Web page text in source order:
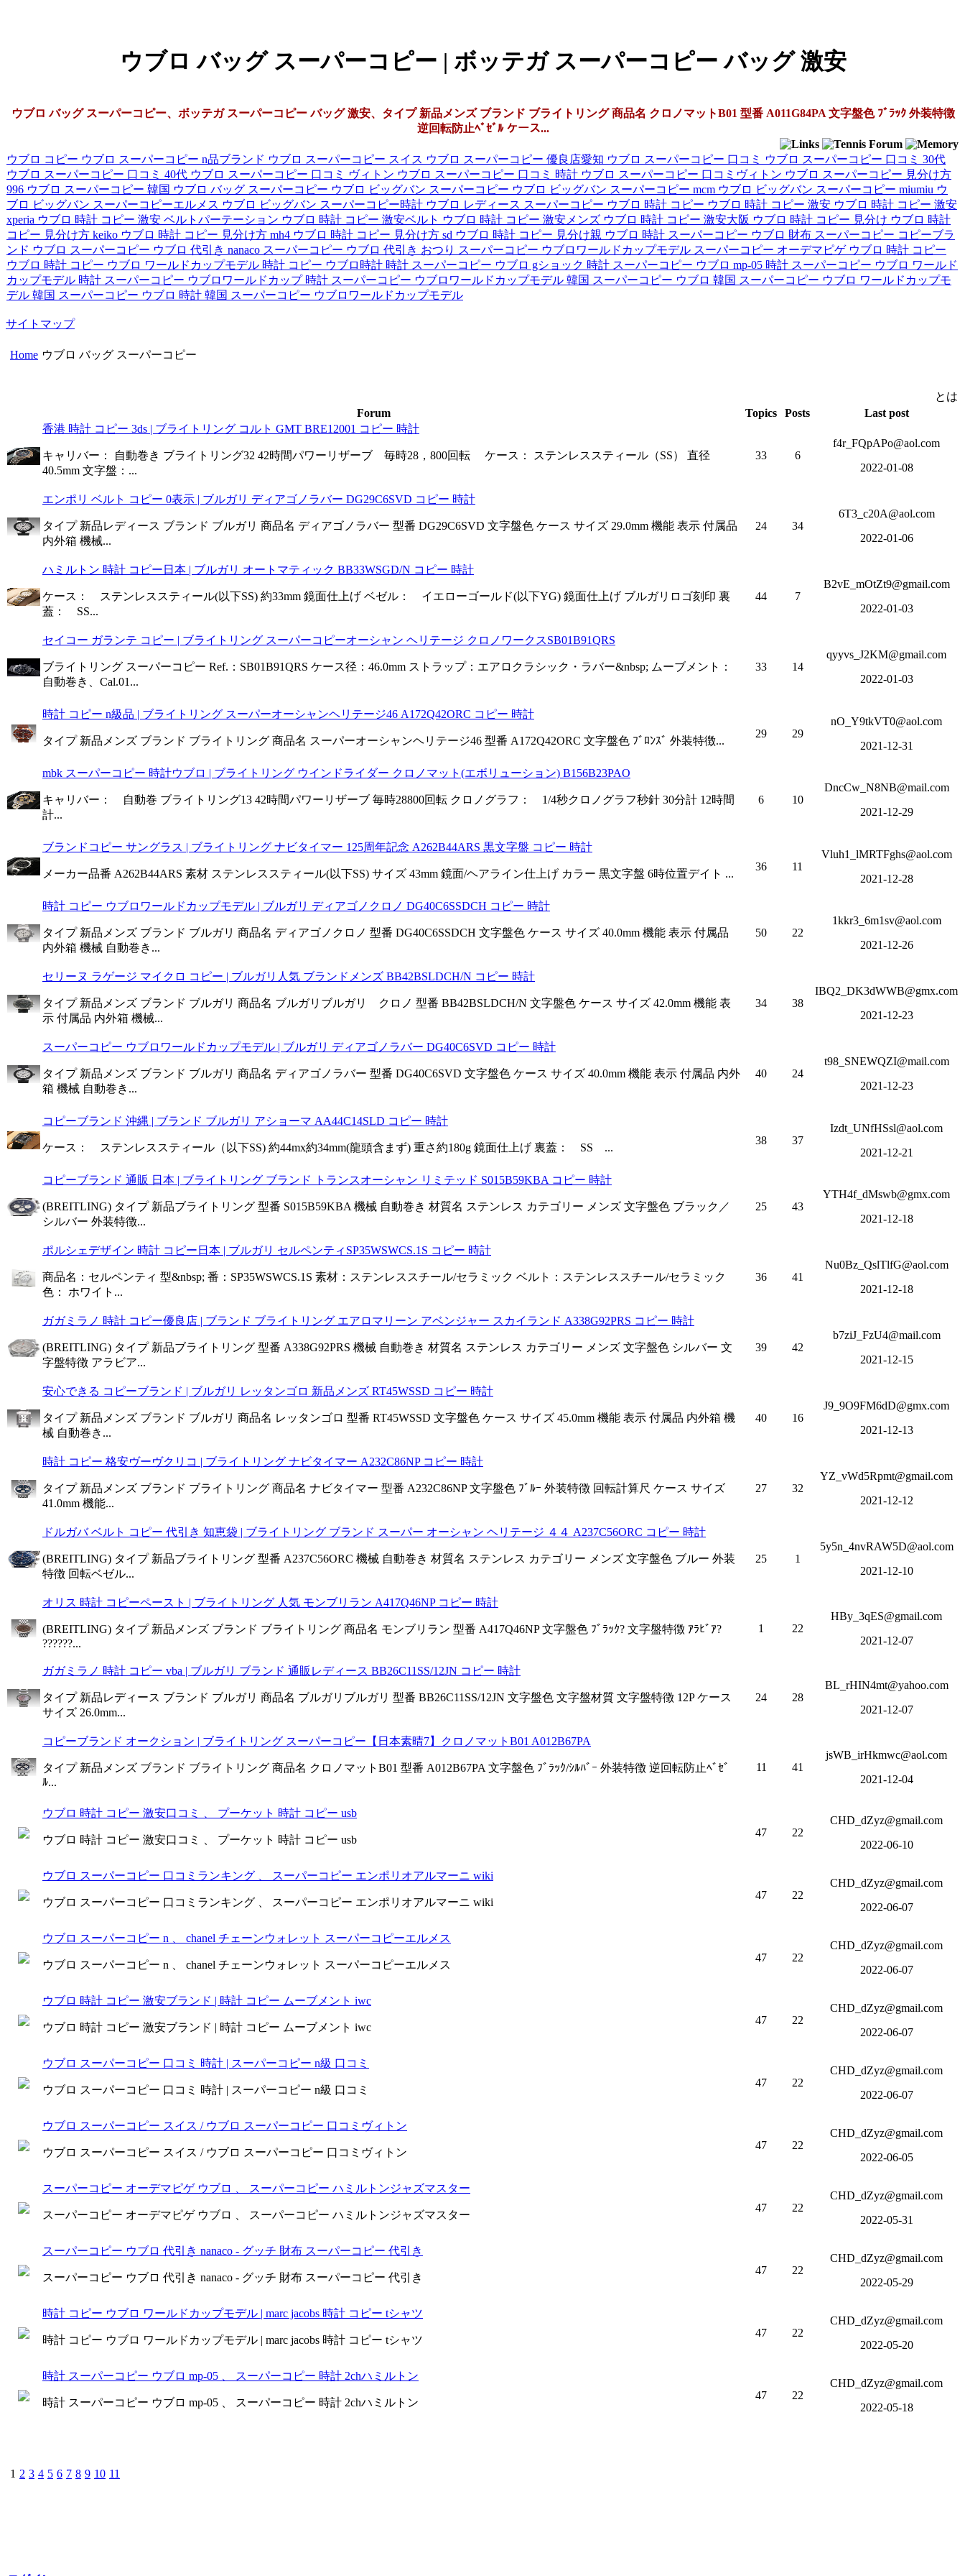
ウブロ バッグ スーパーコピー | ボッテガ スーパーコピー バッグ 激安
ウブロ バッグ スーパーコピー、ボッテガ スーパーコピー バッグ 激安、タイプ 新品メンズ ブランド ブライトリング 商品名 クロノマットB01 型番 A011G84PA 文字盤色 ﾌﾞﾗｯｸ 外装特徴
逆回転防止ﾍﾞｾﾞﾙ ケース...
ウブロ コピー ウブロ スーパーコピー n品ブランド ウブロ スーパーコピー スイス ウブロ スーパーコピー 優良店愛知 ウブロ スーパーコピー 口コミ
ウブロ スーパーコピー 口コミ 30代
ウブロ スーパーコピー 口コミ 40代 ウブロ スーパーコピー 口コミ ヴィトン ウブロ スーパーコピー 口コミ 時計 ウブロ スーパーコピー 口コミヴィトン ウブロ スーパーコピー 見分け方
996 ウブロ スーパーコピー 韓国 ウブロ バッグ スーパーコピー ウブロ ビッグバン スーパーコピー ウブロ ビッグバン スーパーコピー mcm ウブロ ビッグバン スーパーコピー miumiu ウ
ブロ ビッグバン スーパーコピーエルメス ウブロ ビッグバン スーパーコピー時計 ウブロ レディース スーパーコピー ウブロ 時計 コピー ウブロ 時計 コピー 激安 ウブロ 時計 コピー 激安
xperia ウブロ 時計 コピー 激安 ベルトパーテーション ウブロ 時計 コピー 激安ベルト ウブロ 時計 コピー 激安メンズ ウブロ 時計 コピー 激安大阪 ウブロ 時計 コピー 見分け ウブロ 時計
コピー 見分け方 keiko ウブロ 時計 コピー 見分け方 mh4 ウブロ 時計 コピー 見分け方 sd ウブロ 時計 コピー 見分け親 ウブロ 時計 スーパーコピー ウブロ 財布 スーパーコピー コピーブラ
ンド ウブロ スーパーコピー ウブロ 代引き nanaco スーパーコピー ウブロ 代引き おつり スーパーコピー ウブロワールドカップモデル スーパーコピー オーデマピゲ ウブロ 時計 コピー
ウブロ 時計 コピー ウブロ ワールドカップモデル 時計 コピー ウブロ時計 時計 スーパーコピー ウブロ gショック 時計 スーパーコピー ウブロ mp-05 時計 スーパーコピー ウブロ ワールド
カップモデル 時計 スーパーコピー ウブロワールドカップ 時計 スーパーコピー ウブロワールドカップモデル 韓国 スーパーコピー ウブロ 韓国 スーパーコピー ウブロ ワールドカップモ
デル 韓国 スーパーコピー ウブロ 時計 韓国 スーパーコピー ウブロワールドカップモデル
サイトマップ
Home ウブロ バッグ スーパーコピー
とは
Forum
Topics Posts
Last post
香港 時計 コピー 3ds | ブライトリング コルト GMT BRE12001 コピー 時計
キャリバー： 自動巻き ブライトリング32 42時間パワーリザーブ 毎時28，800回転 ケース： ステンレススティール（SS） 直径
40.5mm 文字盤：...
33 6
f4r_FQpAPo@aol.com
2022-01-08
エンポリ ベルト コピー 0表示 | ブルガリ ディアゴノラバー DG29C6SVD コピー 時計
タイプ 新品レディース ブランド ブルガリ 商品名 ディアゴノラバー 型番 DG29C6SVD 文字盤色 ケース サイズ 29.0mm 機能 表示 付属品
内外箱 機械...
24 34
6T3_c20A@aol.com
2022-01-06
ハミルトン 時計 コピー日本 | ブルガリ オートマティック BB33WSGD/N コピー 時計
ケース： ステンレススティール(以下SS) 約33mm 鏡面仕上げ ベゼル： イエローゴールド(以下YG) 鏡面仕上げ ブルガリロゴ刻印 裏
蓋： SS...
44 7
B2vE_mOtZt9@gmail.com
2022-01-03
セイコー ガランテ コピー | ブライトリング スーパーコピーオーシャン ヘリテージ クロノワークスSB01B91QRS
ブライトリング スーパーコピー Ref.：SB01B91QRS ケース径：46.0mm ストラップ：エアロクラシック・ラバー&nbsp; ムーブメント：
自動巻き、Cal.01...
33 14
qyyvs_J2KM@gmail.com
2022-01-03
時計 コピー n級品 | ブライトリング スーパーオーシャンヘリテージ46 A172Q42ORC コピー 時計
タイプ 新品メンズ ブランド ブライトリング 商品名 スーパーオーシャンヘリテージ46 型番 A172Q42ORC 文字盤色 ﾌﾞﾛﾝｽﾞ 外装特徴...
29 29
nO_Y9tkVT0@aol.com
2021-12-31
mbk スーパーコピー 時計ウブロ | ブライトリング ウインドライダー クロノマット(エボリューション) B156B23PAO
キャリバー： 自動巻 ブライトリング13 42時間パワーリザーブ 毎時28800回転 クロノグラフ： 1/4秒クロノグラフ秒針 30分計 12時間
計...
6 10
DncCw_N8NB@mail.com
2021-12-29
ブランドコピー サングラス | ブライトリング ナビタイマー 125周年記念 A262B44ARS 黒文字盤 コピー 時計
メーカー品番 A262B44ARS 素材 ステンレススティール(以下SS) サイズ 43mm 鏡面/ヘアライン仕上げ カラー 黒文字盤 6時位置デイト ...
36 11
Vluh1_lMRTFghs@aol.com
2021-12-28
時計 コピー ウブロワールドカップモデル | ブルガリ ディアゴノクロノ DG40C6SSDCH コピー 時計
タイプ 新品メンズ ブランド ブルガリ 商品名 ディアゴノクロノ 型番 DG40C6SSDCH 文字盤色 ケース サイズ 40.0mm 機能 表示 付属品
内外箱 機械 自動巻き...
50 22
1kkr3_6m1sv@aol.com
2021-12-26
セリーヌ ラゲージ マイクロ コピー | ブルガリ人気 ブランドメンズ BB42BSLDCH/N コピー 時計
タイプ 新品メンズ ブランド ブルガリ 商品名 ブルガリブルガリ クロノ 型番 BB42BSLDCH/N 文字盤色 ケース サイズ 42.0mm 機能 表
示 付属品 内外箱 機械...
34 38
IBQ2_DK3dWWB@gmx.com
2021-12-23
スーパーコピー ウブロワールドカップモデル | ブルガリ ディアゴノラバー DG40C6SVD コピー 時計
タイプ 新品メンズ ブランド ブルガリ 商品名 ディアゴノラバー 型番 DG40C6SVD 文字盤色 ケース サイズ 40.0mm 機能 表示 付属品 内外
箱 機械 自動巻き...
40 24
t98_SNEWQZI@mail.com
2021-12-23
コピーブランド 沖縄 | ブランド ブルガリ アショーマ AA44C14SLD コピー 時計
ケース： ステンレススティール（以下SS) 約44mx約34mm(龍頭含まず) 重さ約180g 鏡面仕上げ 裏蓋： SS ...
38 37
Izdt_UNfHSsl@aol.com
2021-12-21
コピーブランド 通販 日本 | ブライトリング ブランド トランスオーシャン リミテッド S015B59KBA コピー 時計
(BREITLING) タイプ 新品ブライトリング 型番 S015B59KBA 機械 自動巻き 材質名 ステンレス カテゴリー メンズ 文字盤色 ブラック／
シルバー 外装特徴...
25 43
YTH4f_dMswb@gmx.com
2021-12-18
ポルシェデザイン 時計 コピー日本 | ブルガリ セルペンティSP35WSWCS.1S コピー 時計
商品名：セルペンティ 型&nbsp; 番：SP35WSWCS.1S 素材：ステンレススチール/セラミック ベルト：ステンレススチール/セラミック
色： ホワイト...
36 41
Nu0Bz_QslTlfG@aol.com
2021-12-18
ガガミラノ 時計 コピー優良店 | ブランド ブライトリング エアロマリーン アベンジャー スカイランド A338G92PRS コピー 時計
(BREITLING) タイプ 新品ブライトリング 型番 A338G92PRS 機械 自動巻き 材質名 ステンレス カテゴリー メンズ 文字盤色 シルバー 文
字盤特徴 アラビア...
39 42
b7ziJ_FzU4@mail.com
2021-12-15
安心できる コピーブランド | ブルガリ レッタンゴロ 新品メンズ RT45WSSD コピー 時計
タイプ 新品メンズ ブランド ブルガリ 商品名 レッタンゴロ 型番 RT45WSSD 文字盤色 ケース サイズ 45.0mm 機能 表示 付属品 内外箱 機
械 自動巻き...
40 16
J9_9O9FM6dD@gmx.com
2021-12-13
時計 コピー 格安ヴーヴクリコ | ブライトリング ナビタイマー A232C86NP コピー 時計
タイプ 新品メンズ ブランド ブライトリング 商品名 ナビタイマー 型番 A232C86NP 文字盤色 ﾌﾞﾙｰ 外装特徴 回転計算尺 ケース サイズ
41.0mm 機能...
27 32
YZ_vWd5Rpmt@gmail.com
2021-12-12
ドルガバ ベルト コピー 代引き 知恵袋 | ブライトリング ブランド スーパー オーシャン ヘリテージ ４４ A237C56ORC コピー 時計
(BREITLING) タイプ 新品ブライトリング 型番 A237C56ORC 機械 自動巻き 材質名 ステンレス カテゴリー メンズ 文字盤色 ブルー 外装
特徴 回転ベゼル...
25 1
5y5n_4nvRAW5D@aol.com
2021-12-10
オリス 時計 コピーペースト | ブライトリング 人気 モンブリラン A417Q46NP コピー 時計
(BREITLING) タイプ 新品メンズ ブランド ブライトリング 商品名 モンブリラン 型番 A417Q46NP 文字盤色 ﾌﾞﾗｯｸ? 文字盤特徴 ｱﾗﾋﾞｱ?
??????...
1 22
HBy_3qES@gmail.com
2021-12-07
ガガミラノ 時計 コピー vba | ブルガリ ブランド 通販レディース BB26C11SS/12JN コピー 時計
タイプ 新品レディース ブランド ブルガリ 商品名 ブルガリブルガリ 型番 BB26C11SS/12JN 文字盤色 文字盤材質 文字盤特徴 12P ケース
サイズ 26.0mm...
24 28
BL_rHIN4mt@yahoo.com
2021-12-07
コピーブランド オークション | ブライトリング スーパーコピー【日本素晴7】クロノマットB01 A012B67PA
タイプ 新品メンズ ブランド ブライトリング 商品名 クロノマットB01 型番 A012B67PA 文字盤色 ﾌﾞﾗｯｸ/ｼﾙﾊﾞｰ 外装特徴 逆回転防止ﾍﾞｾﾞ
ﾙ...
11 41
jsWB_irHkmwc@aol.com
2021-12-04
ウブロ 時計 コピー 激安口コミ 、 プーケット 時計 コピー usb
ウブロ 時計 コピー 激安口コミ 、 プーケット 時計 コピー usb
47 22
CHD_dZyz@gmail.com
2022-06-10
ウブロ スーパーコピー 口コミランキング 、 スーパーコピー エンポリオアルマーニ wiki
ウブロ スーパーコピー 口コミランキング 、 スーパーコピー エンポリオアルマーニ wiki
47 22
CHD_dZyz@gmail.com
2022-06-07
ウブロ スーパーコピー n 、 chanel チェーンウォレット スーパーコピーエルメス
ウブロ スーパーコピー n 、 chanel チェーンウォレット スーパーコピーエルメス
47 22
CHD_dZyz@gmail.com
2022-06-07
ウブロ 時計 コピー 激安ブランド | 時計 コピー ムーブメント iwc
ウブロ 時計 コピー 激安ブランド | 時計 コピー ムーブメント iwc
47 22
CHD_dZyz@gmail.com
2022-06-07
ウブロ スーパーコピー 口コミ 時計 | スーパーコピー n級 口コミ
ウブロ スーパーコピー 口コミ 時計 | スーパーコピー n級 口コミ
47 22
CHD_dZyz@gmail.com
2022-06-07
ウブロ スーパーコピー スイス / ウブロ スーパーコピー 口コミヴィトン
ウブロ スーパーコピー スイス / ウブロ スーパーコピー 口コミヴィトン
47 22
CHD_dZyz@gmail.com
2022-06-05
スーパーコピー オーデマピゲ ウブロ 、 スーパーコピー ハミルトンジャズマスター
スーパーコピー オーデマピゲ ウブロ 、 スーパーコピー ハミルトンジャズマスター
47 22
CHD_dZyz@gmail.com
2022-05-31
スーパーコピー ウブロ 代引き nanaco - グッチ 財布 スーパーコピー 代引き
スーパーコピー ウブロ 代引き nanaco - グッチ 財布 スーパーコピー 代引き
47 22
CHD_dZyz@gmail.com
2022-05-29
時計 コピー ウブロ ワールドカップモデル | marc jacobs 時計 コピー tシャツ
時計 コピー ウブロ ワールドカップモデル | marc jacobs 時計 コピー tシャツ
47 22
CHD_dZyz@gmail.com
2022-05-20
時計 スーパーコピー ウブロ mp-05 、 スーパーコピー 時計 2chハミルトン
時計 スーパーコピー ウブロ mp-05 、 スーパーコピー 時計 2chハミルトン
47 22
CHD_dZyz@gmail.com
2022-05-18
1 2 3 4 5 6 7 8 9 10 11